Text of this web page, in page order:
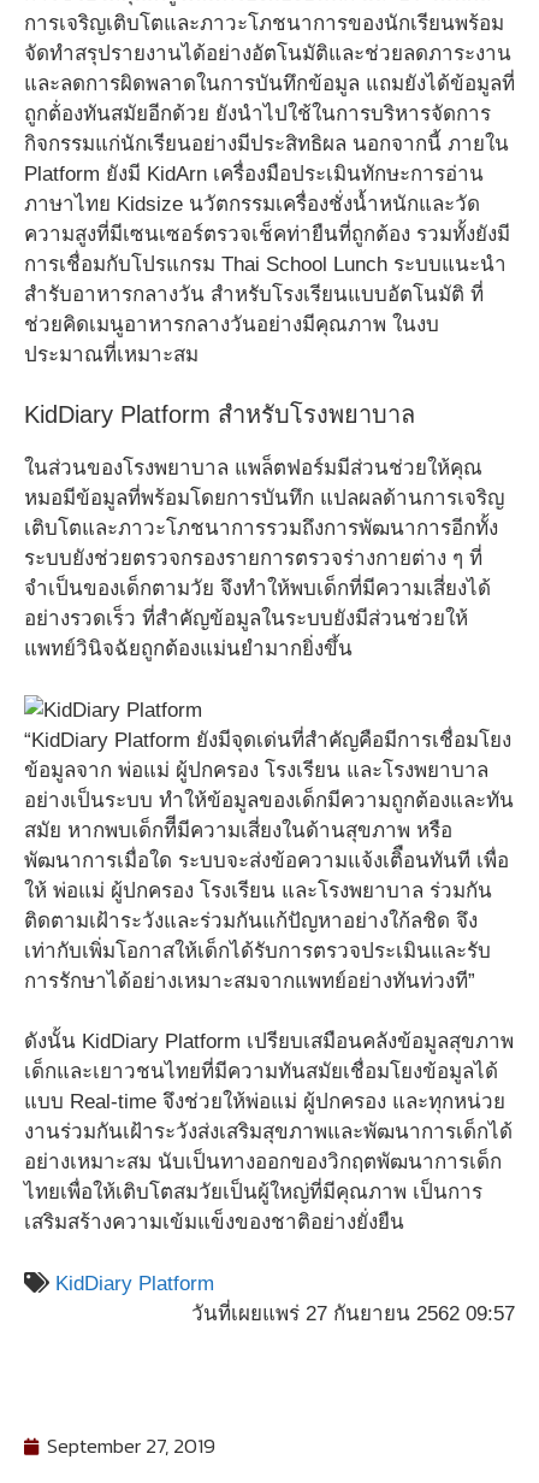
การเจริญเติบโตและภาวะโภชนาการของนักเรียนพร้อม
จัดทำสรุปรายงานได้อย่างอัตโนมัติและช่วยลดภาระงาน
และลดการผิดพลาดในการบันทึกข้อมูล แถมยังได้ข้อมูลที่
ถูกต้่องทันสมัยอีกด้วย ยังนำไปใช้ในการบริหารจัดการ
กิจกรรมแก่นักเรียนอย่างมีประสิทธิผล นอกจากนี้ ภายใน
Platform ยังมี KidArn เครื่องมือประเมินทักษะการอ่าน
ภาษาไทย Kidsize นวัตกรรมเครื่องชั่งน้ำหนักและวัด
ความสูงที่มีเซนเซอร์ตรวจเช็คท่ายืนที่ถูกต้อง รวมทั้งยังมี
การเชื่อมกับโปรแกรม Thai School Lunch ระบบแนะนำ
สำรับอาหารกลางวัน สำหรับโรงเรียนแบบอัตโนมัติ ที่
ช่วยคิดเมนูอาหารกลางวันอย่างมีคุณภาพ ในงบ
ประมาณที่เหมาะสม
KidDiary Platform สำหรับโรงพยาบาล
ในส่วนของโรงพยาบาล แพล็ตฟอร์มมีส่วนช่วยให้คุณ
หมอมีข้อมูลที่พร้อมโดยการบันทึก แปลผลด้านการเจริญ
เติบโตและภาวะโภชนาการรวมถึงการพัฒนาการอีกทั้ง
ระบบยังช่วยตรวจกรองรายการตรวจร่างกายต่าง ๆ ที่
จำเป็นของเด็กตามวัย จึงทำให้พบเด็กที่มีความเสี่ยงได้
อย่างรวดเร็ว ที่สำคัญข้อมูลในระบบยังมีส่วนช่วยให้
แพทย์วินิจฉัยถูกต้องแม่นยำมากยิ่งขึ้น
“KidDiary Platform ยังมีจุดเด่นที่สำคัญคือมีการเชื่อมโยง
ข้อมูลจาก พ่อแม่ ผู้ปกครอง โรงเรียน และโรงพยาบาล
อย่างเป็นระบบ ทำให้ข้อมูลของเด็กมีความถูกต้องและทัน
สมัย หากพบเด็กทีีมีความเสี่ยงในด้านสุขภาพ หรือ
พัฒนาการเมื่อใด ระบบจะส่งข้อความแจ้งเติือนทันที เพื่อ
ให้ พ่อแม่ ผู้ปกครอง โรงเรียน และโรงพยาบาล ร่วมกัน
ติดตามเฝ้าระวังและร่วมกันแก้ปัญหาอย่างใก้ลชิด จึง
เท่ากับเพิ่มโอกาสให้เด็กได้รับการตรวจประเมินและรับ
การรักษาได้อย่างเหมาะสมจากแพทย์อย่างทันท่วงที”
ดังนั้น KidDiary Platform เปรียบเสมือนคลังข้อมูลสุขภาพ
เด็กและเยาวชนไทยที่มีความทันสมัยเชื่อมโยงข้อมูลได้
แบบ Real-time จึงช่วยให้พ่อแม่ ผู้ปกครอง และทุกหน่วย
งานร่วมกันเฝ้าระวังส่งเสริมสุขภาพและพัฒนาการเด็กได้
อย่างเหมาะสม นับเป็นทางออกของวิกฤตพัฒนาการเด็ก
ไทยเพื่อให้เติบโตสมวัยเป็นผู้ใหญ่ที่มีคุณภาพ เป็นการ
เสริมสร้างความเข้มแข็งของชาติอย่างยั่งยืน
KidDiary Platform
วันที่เผยแพร่ 27 กันยายน 2562 09:57
September 27, 2019